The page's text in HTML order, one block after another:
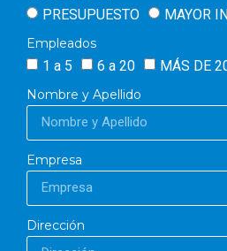
PRESUPUESTO MAYOR
Empleados
1 a 5 6 a 20 MÁS DE
Nombre y Apellido
Empresa
Dirección